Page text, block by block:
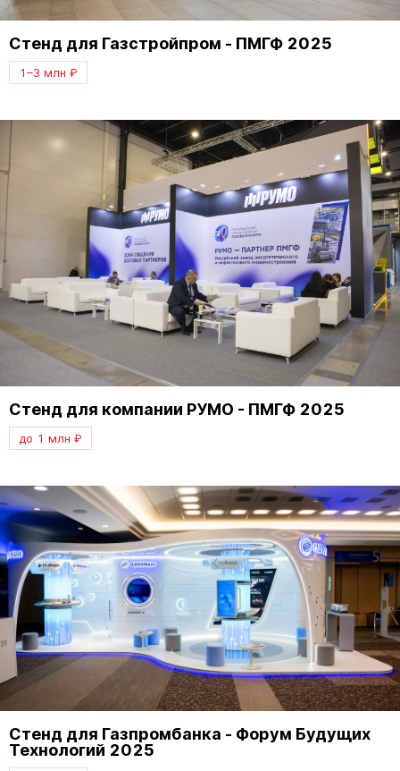
Стенд для Газстройпром - ПМГФ 2025
1–3 млн ₽
Стенд для компании РУМО - ПМГФ 2025
до 1 млн ₽
Стенд для Газпромбанка - Форум Будущих
Технологий 2025